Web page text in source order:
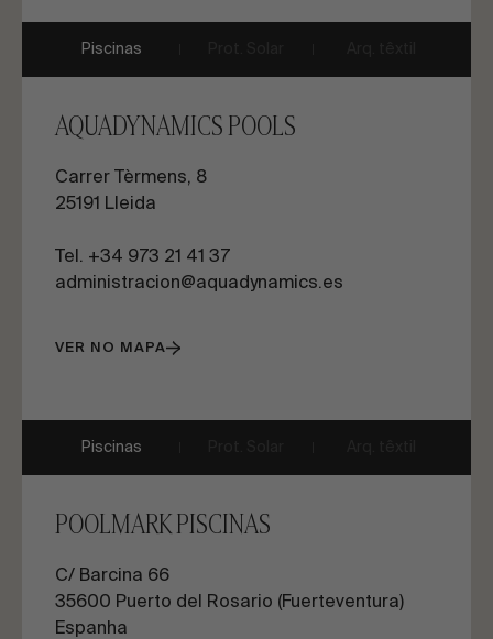
Piscinas
AQUADYNAMICS POOLS
Carrer Tèrmens, 8
25191 Lleida
Tel. +34 973 21 41 37
administracion@aquadynamics.es
VER NO MAPA
Piscinas
POOLMARK PISCINAS
C/ Barcina 66
35600 Puerto del Rosario (Fuerteventura)
Espanha